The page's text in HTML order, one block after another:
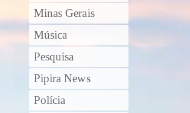
Minas Gerais
Música
Pesquisa
Pipira News
Polícia